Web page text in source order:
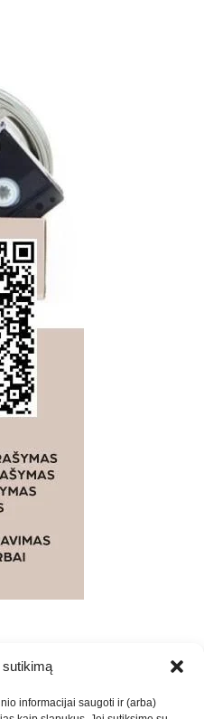
informacijai saugoti ir (arba)
turinio kūrimas,